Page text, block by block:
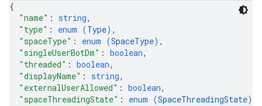
{
"name" : string,
"type" : enum (Type) ,
"spaceType" : enum (SpaceType) ,
"singleUserBotDm" : boolean,
"threaded" : boolean,
"displayName" : string,
"externalUserAllowed" : boolean,
"spaceThreadingState" : enum (SpaceThreadingState)